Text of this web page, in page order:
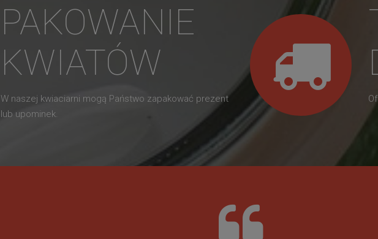
PAKOWANIE
KWIATÓW
W naszej kwiaciarni mogą Państwo zapakować prezent
lub upominek.